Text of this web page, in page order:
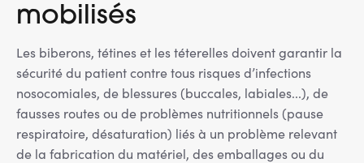
mobilisés
Les biberons, tétines et les téterelles doivent garantir la
sécurité du patient contre tous risques d’infections
nosocomiales, de blessures (buccales, labiales...), de
fausses routes ou de problèmes nutritionnels (pause
respiratoire, désaturation) liés à un problème relevant
de la fabrication du matériel, des emballages ou du